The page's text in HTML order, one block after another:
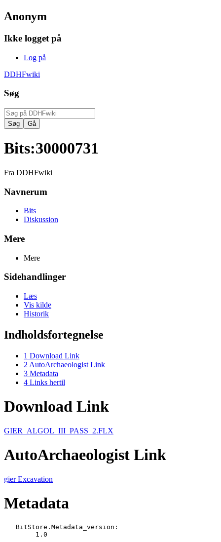
Anonym
Ikke logget på
Log på
DDHFwiki
Søg
Bits:30000731
Fra DDHFwiki
Navnerum
Bits
Diskussion
Mere
Mere
Sidehandlinger
Læs
Vis kilde
Historik
Indholdsfortegnelse
1 Download Link
2 AutoArchaeologist Link
3 Metadata
4 Links hertil
Download Link
GIER_ALGOL_III_PASS_2.FLX
AutoArchaeologist Link
gier Excavation
Metadata
   BitStore.Metadata_version: